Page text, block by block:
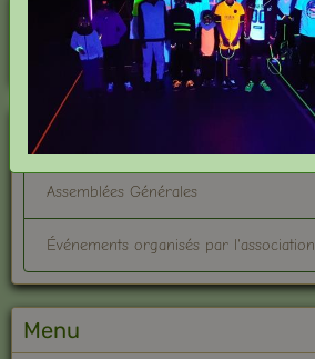
Événements à venir
Aucun évènement à afficher.
Agenda
Assemblées Générales
Événements organisés par l'association
Menu